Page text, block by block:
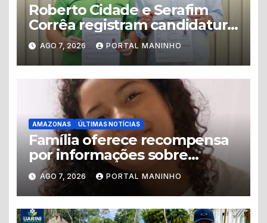
Roberto Cidade e Serafim
Corrêa registram candidatura
à reeleição no TRE-AM com
plano de 44 compromissos
para o Amazonas
AGO 7, 2026 PORTAL MANINHO
AMAZONAS ÚLTIMAS NOTÍCIAS
Família oferece recompensa
por informações sobre
adolescente desaparecida
em Manaus
AGO 7, 2026 PORTAL MANINHO